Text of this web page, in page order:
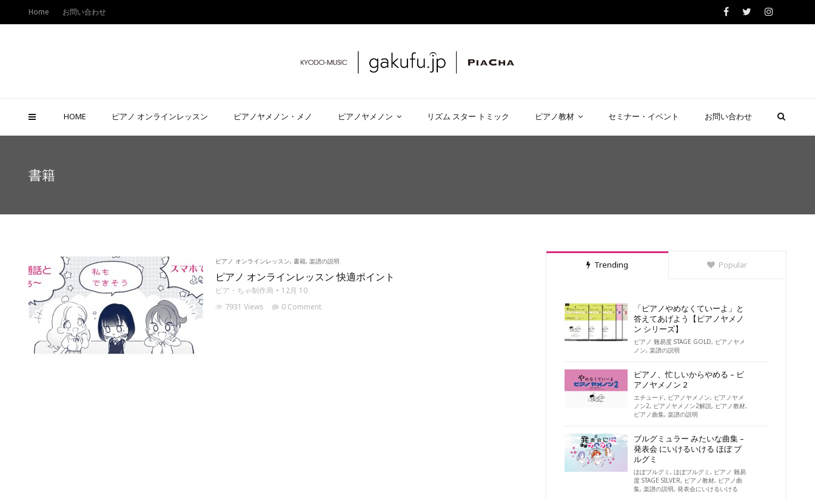
HOME ピアノ オンラインレッスン ピアノヤメノン・メノ ピアノヤメノン リズム スター トミック ピアノ教材 セミナー・イベント お問い合わせ
Home お問い合わせ
書籍
ピアノ オンラインレッスン, 書籍, 楽譜の説明
ピアノ オンラインレッスン 快適ポイント
ピア・ちゃ制作局
12月 10
7931 Views
0 Comment
Trending Popular
「ピアノやめなくていーよ」と
答えてあげよう【ピアノヤメノ
ン シリーズ】
ピアノ 難易度 STAGE GOLD, ピアノヤメ
ノン,楽譜の説明
ピアノ、忙しいからやめる – ピ
アノヤメノン 2
エチュード, ピアノヤメノン, ピアノヤメ
ノン2, ピアノヤメノン2解説, ピアノ教材,
ピアノ曲集,楽譜の説明
ブルグミュラー みたいな曲集 –
発表会 にいけるいける ほぼ ブ
ルグミ
ほぼブルグミ,ほぼブルグミ, ピアノ 難易
度 STAGE SILVER, ピアノ教材, ピアノ曲
集,楽譜の説明,発表会にいけるいける